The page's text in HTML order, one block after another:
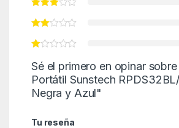
Sé el primero en opinar
Portátil Sunstech
Negra y Azul"
Tu reseña